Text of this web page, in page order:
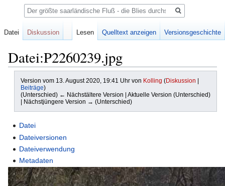
Datei:P2260239.jpg
Version vom 13. August 2020, 19:41 Uhr von Kolling (Diskussion |
Beiträge)
(Unterschied) ← Nächstältere Version | Aktuelle Version (Unterschied)
| Nächstjüngere Version → (Unterschied)
Zur
Navigation
springen
Zur
Suche
springen
Datei
Dateiversionen
Dateiverwendung
Metadaten
Datei Diskussion Lesen Quelltext anzeigen Versionsgeschichte
Suche